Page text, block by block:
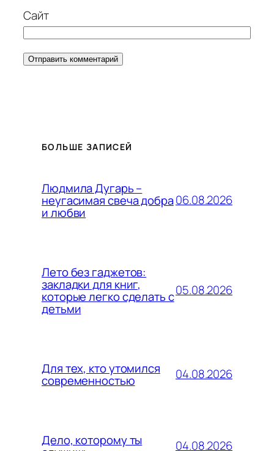
Сайт
БОЛЬШЕ ЗАПИСЕЙ
Людмила Дугарь –
неугасимая свеча добра
и любви
06.08.2026
Лето без гаджетов:
закладки для книг,
которые легко сделать с
детьми
05.08.2026
Для тех, кто утомился
современностью 04.08.2026
Дело, которому ты 04.08.2026